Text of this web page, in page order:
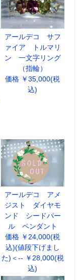
アールデコ サフ
ァイア トルマリ
ン 一文字リング
（指輪）
価格 ￥35,000(税
込)
アールデコ アメ
ジスト ダイヤモ
ンド シードパー
ル ペンダント
価格 ￥24,000(税
込)(値段下げまし
た)＜-- ￥28,000(税
込)